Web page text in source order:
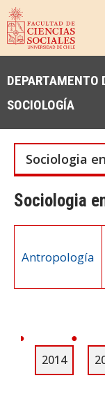
DEPARTAMENTO
SOCIOLOGÍA
Sociologia
Sociologia
Antropología
2014